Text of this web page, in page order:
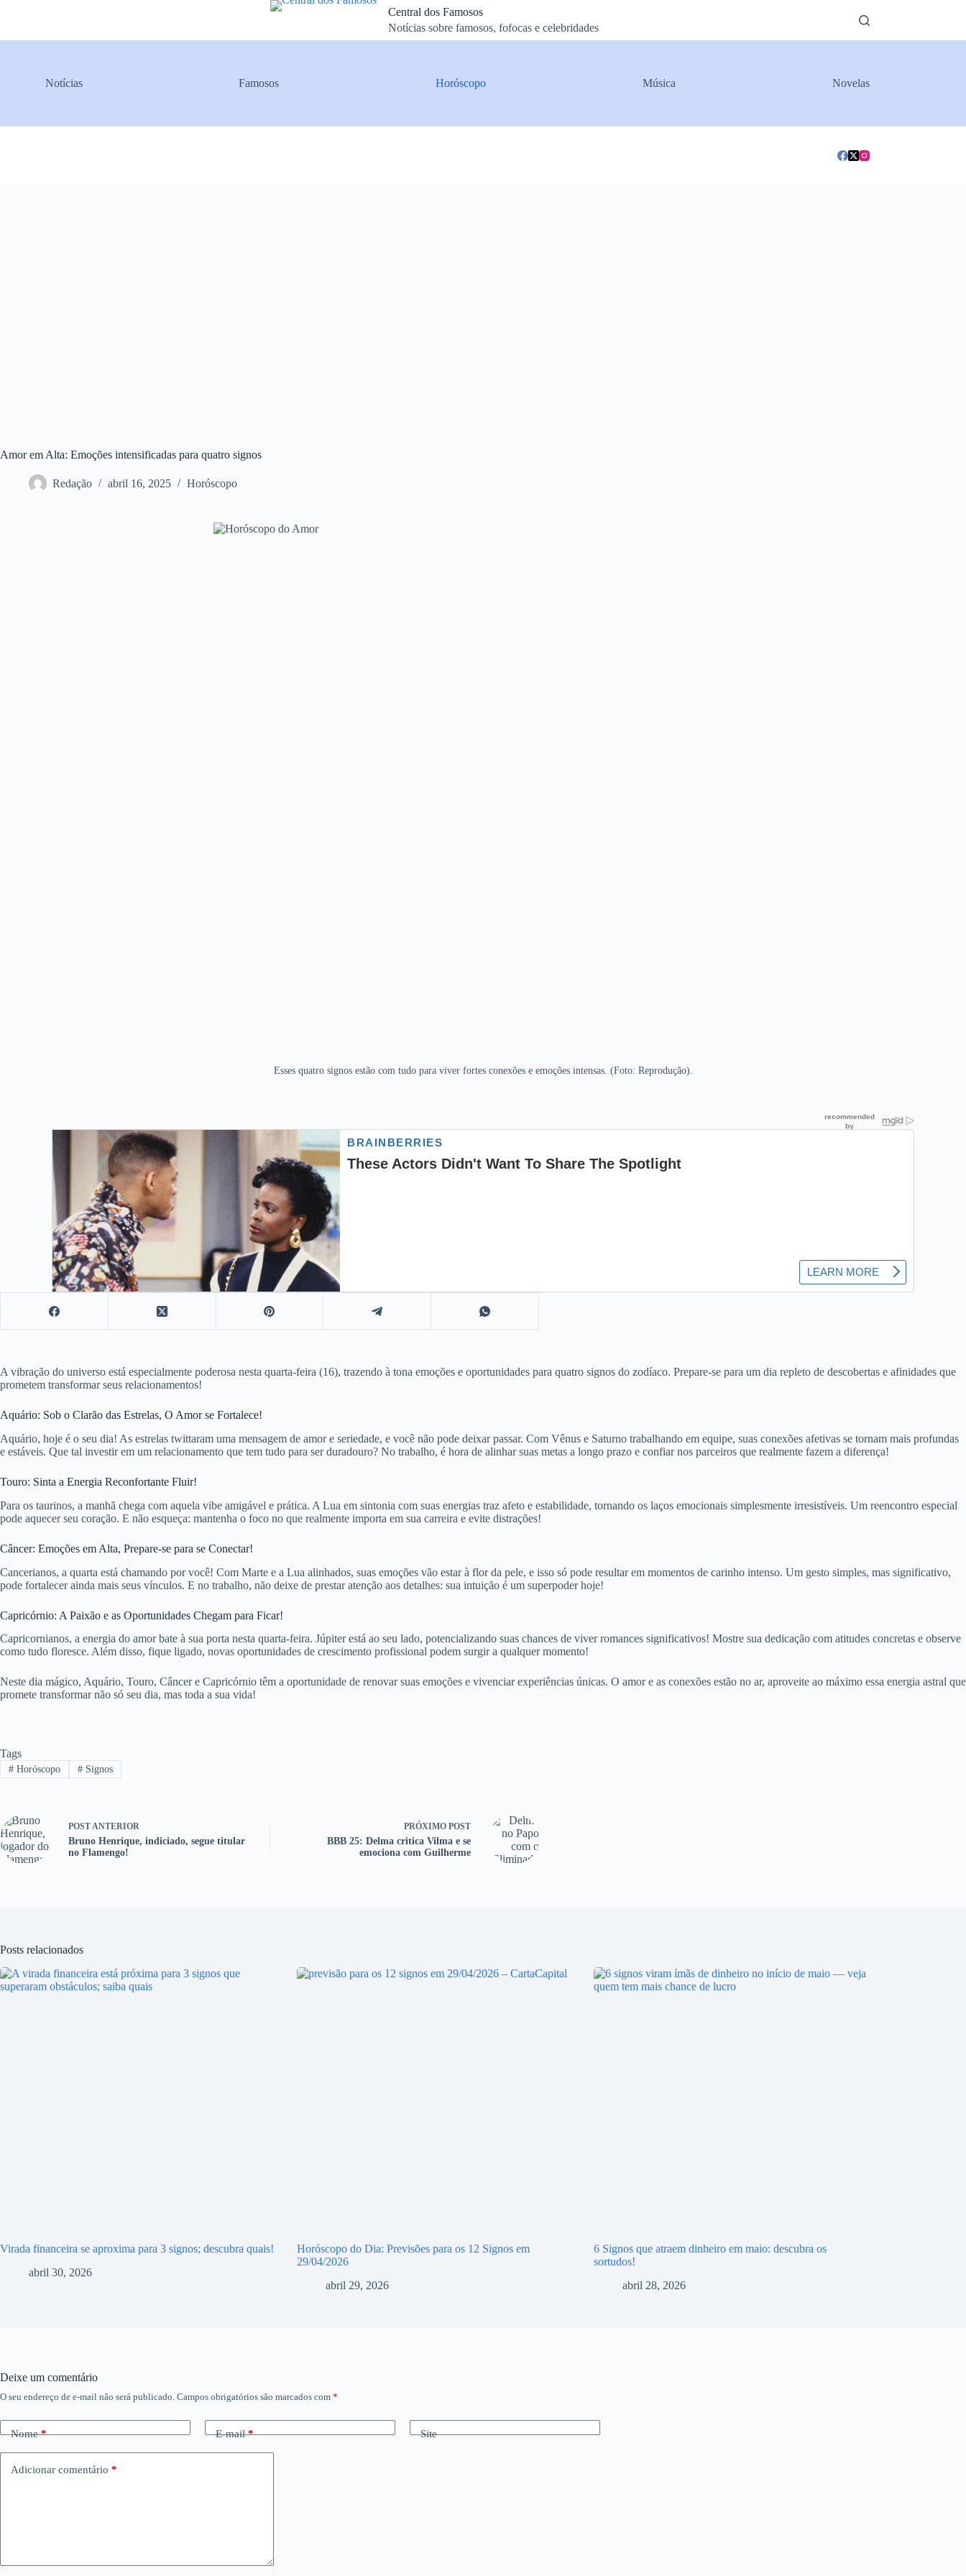
conteúdo
Central dos Famosos
Notícias sobre famosos, fofocas e celebridades
Notícias Famosos Horóscopo Música Novelas
Amor em Alta: Emoções intensificadas para quatro signos
Redação abril 16, 2025 Horóscopo
Esses quatro signos estão com tudo para viver fortes conexões e emoções intensas. (Foto: Reprodução).
A vibração do universo está especialmente poderosa nesta quarta-feira (16), trazendo à tona emoções e oportunidades para quatro signos do zodíaco. Prepare-se para um dia repleto de descobertas e afinidades que
prometem transformar seus relacionamentos!
Aquário: Sob o Clarão das Estrelas, O Amor se Fortalece!
Aquário, hoje é o seu dia! As estrelas twittaram uma mensagem de amor e seriedade, e você não pode deixar passar. Com Vênus e Saturno trabalhando em equipe, suas conexões afetivas se tornam mais profundas
e estáveis. Que tal investir em um relacionamento que tem tudo para ser duradouro? No trabalho, é hora de alinhar suas metas a longo prazo e confiar nos parceiros que realmente fazem a diferença!
Touro: Sinta a Energia Reconfortante Fluir!
Para os taurinos, a manhã chega com aquela vibe amigável e prática. A Lua em sintonia com suas energias traz afeto e estabilidade, tornando os laços emocionais simplesmente irresistíveis. Um reencontro especial
pode aquecer seu coração. E não esqueça: mantenha o foco no que realmente importa em sua carreira e evite distrações!
Câncer: Emoções em Alta, Prepare-se para se Conectar!
Cancerianos, a quarta está chamando por você! Com Marte e a Lua alinhados, suas emoções vão estar à flor da pele, e isso só pode resultar em momentos de carinho intenso. Um gesto simples, mas significativo,
pode fortalecer ainda mais seus vínculos. E no trabalho, não deixe de prestar atenção aos detalhes: sua intuição é um superpoder hoje!
Capricórnio: A Paixão e as Oportunidades Chegam para Ficar!
Capricornianos, a energia do amor bate à sua porta nesta quarta-feira. Júpiter está ao seu lado, potencializando suas chances de viver romances significativos! Mostre sua dedicação com atitudes concretas e observe
como tudo floresce. Além disso, fique ligado, novas oportunidades de crescimento profissional podem surgir a qualquer momento!
Neste dia mágico, Aquário, Touro, Câncer e Capricórnio têm a oportunidade de renovar suas emoções e vivenciar experiências únicas. O amor e as conexões estão no ar, aproveite ao máximo essa energia astral que
promete transformar não só seu dia, mas toda a sua vida!
Tags
#Horóscopo #Signos
POSTANTERIOR
Bruno Henrique, indiciado, segue titular
no Flamengo!
PRÓXIMO POST
BBB 25: Delma critica Vilma e se
emociona com Guilherme
Posts relacionados
Virada financeira se aproxima para 3 signos; descubra quais!
abril 30, 2026
Horóscopo do Dia: Previsões para os 12 Signos em
29/04/2026
abril 29, 2026
6 Signos que atraem dinheiro em maio: descubra os
sortudos!
abril 28, 2026
Deixe um comentário
O seu endereço de e-mail não será publicado. Campos obrigatórios são marcados com *
Nome* E-mail* Site
Adicionar comentário *